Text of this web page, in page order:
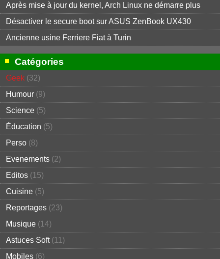
Après mise à jour du kernel, Arch Linux ne démarre plus
Désactiver le secure boot sur ASUS ZenBook UX430
Ancienne usine Ferriere Fiat à Turin
Catégories
Geek (32)
Humour (9)
Science (5)
Éducation (5)
Perso (8)
Evenements (2)
Editos (15)
Cuisine (5)
Reportages (23)
Musique (14)
Astuces Soft(11)
Mobiles (6)